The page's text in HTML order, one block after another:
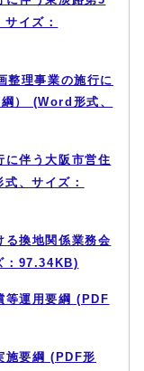
イズ：
整理事業の施行に
） (Word形式、
に伴う大阪市営住
、サイズ：
る換地関係業務会
：97.34KB)
等運用要綱 (PDF
施要綱 (PDF形